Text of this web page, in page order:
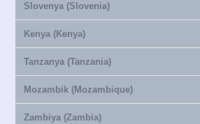
Slovenya (Slovenia)
Kenya (Kenya)
Tanzanya (Tanzania)
Mozambik (Mozambique)
Zambiya (Zambia)